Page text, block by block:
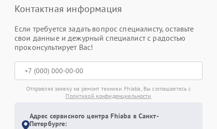
Контактная информация
Если требуется задать вопрос специалисту, оставьте
свои данные и дежурный специалист с радостью
проконсультирует Вас!
Отправляя заявку на ремонт техники Fhiaba, Вы соглашаетесь с
Политикой конфиденциальности
Адрес сервисного центра Fhiaba в Санкт-
Петербурге: